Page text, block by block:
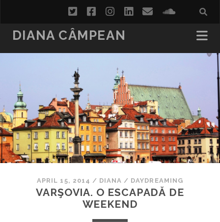
twitterfacebookinstagram
linkedin
email
DIANA CÂMPEAN
APRIL 15, 2014 / DIANA / DAYDREAMING
VARŞOVIA. O ESCAPADĂ DE
WEEKEND